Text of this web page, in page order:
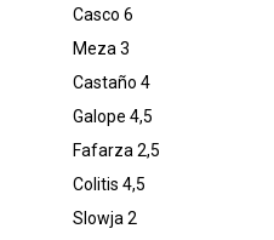
Casco 6
Meza 3
Castaño 4
Galope 4,5
Fafarza 2,5
Colitis 4,5
Slowja 2